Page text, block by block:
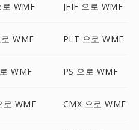
로 WMF JFIF 으로 WMF
WMF PLT 으로 WMF
WMF PS 으로 WMF
로 WMF CMX 으로 WMF